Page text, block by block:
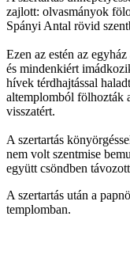
zajlott: olvasmányok
Spányi Antal rövid
Ezen az estén az
és mindenkiért
hívek térdhajtással
altemplomból fölhozták
visszatért.
A szertartás
nem volt szentmise
együtt csöndben
A szertartás után a
templomban.